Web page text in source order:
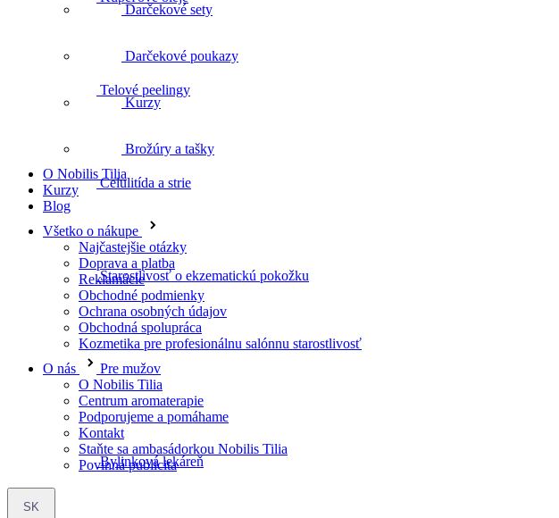
Telové peelingy
Celulitída a strie
Pre mužov
Bylinková lekáreň
Bylinné čaje
Darčekové sety
Darčekové poukazy
Kurzy
Brožúry a tašky
O Nobilis Tilia
Kurzy
Blog
Všetko o nákupe
Najčastejšie otázky
Doprava a platba
Reklamácie
Obchodné podmienky
Ochrana osobných údajov
Obchodná spolupráca
Kozmetika pre profesionálnu salónnu starostlivosť
O nás
O Nobilis Tilia
Centrum aromaterapie
Podporujeme a pomáhame
Kontakt
Staňte sa ambasádorkou Nobilis Tilia
Povinná publicita
SK